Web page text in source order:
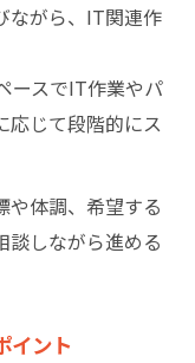
ながら、IT関連作
ースでIT作業やパ
応じて段階的にス
や体調、希望する
談しながら進める
イント